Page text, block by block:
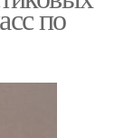
по